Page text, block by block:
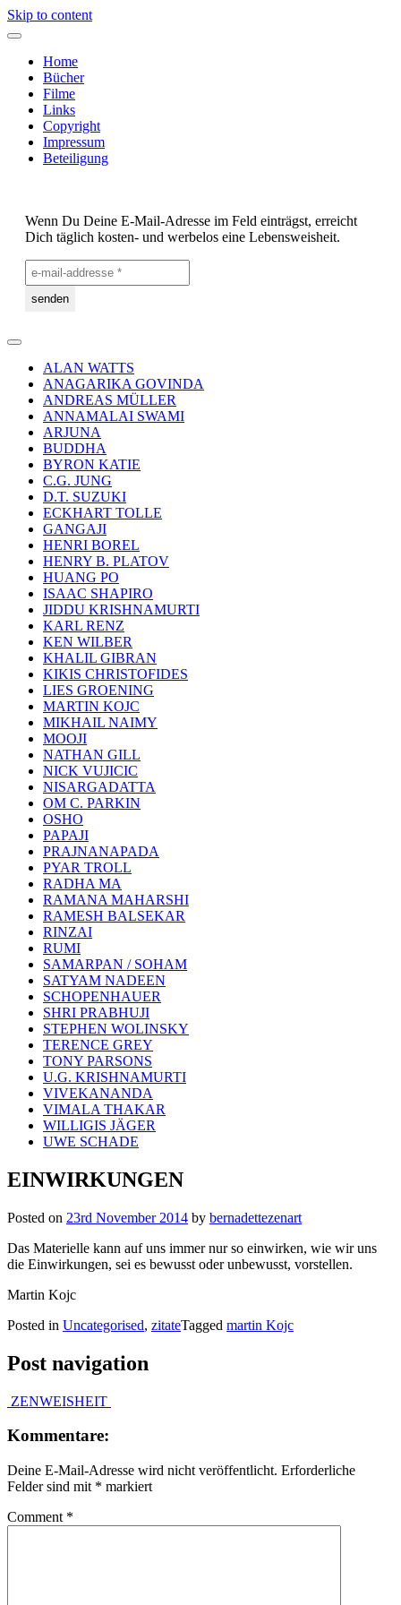
Skip to content
Home
Bücher
Filme
Links
Copyright
Impressum
Beteiligung
Wenn Du Deine E-Mail-Adresse im Feld einträgst, erreicht
Dich täglich kosten- und werbelos eine Lebensweisheit.
ALAN WATTS
ANAGARIKA GOVINDA
ANDREAS MÜLLER
ANNAMALAI SWAMI
ARJUNA
BUDDHA
BYRON KATIE
C.G. JUNG
D.T. SUZUKI
ECKHART TOLLE
GANGAJI
HENRI BOREL
HENRY B. PLATOV
HUANG PO
ISAAC SHAPIRO
JIDDU KRISHNAMURTI
KARL RENZ
KEN WILBER
KHALIL GIBRAN
KIKIS CHRISTOFIDES
LIES GROENING
MARTIN KOJC
MIKHAIL NAIMY
MOOJI
NATHAN GILL
NICK VUJICIC
NISARGADATTA
OM C. PARKIN
OSHO
PAPAJI
PRAJNANAPADA
PYAR TROLL
RADHA MA
RAMANA MAHARSHI
RAMESH BALSEKAR
RINZAI
RUMI
SAMARPAN / SOHAM
SATYAM NADEEN
SCHOPENHAUER
SHRI PRABHUJI
STEPHEN WOLINSKY
TERENCE GREY
TONY PARSONS
U.G. KRISHNAMURTI
VIVEKANANDA
VIMALA THAKAR
WILLIGIS JÄGER
UWE SCHADE
EINWIRKUNGEN
Posted on 23rd November 2014 by bernadettezenart
Das Materielle kann auf uns immer nur so einwirken, wie wir uns
die Einwirkungen, sei es bewusst oder unbewusst, vorstellen.
Martin Kojc
Posted in Uncategorised, zitateTagged martin Kojc
Post navigation
ZENWEISHEIT
Kommentare:
Deine E-Mail-Adresse wird nicht veröffentlicht. Erforderliche
Felder sind mit * markiert
Comment *